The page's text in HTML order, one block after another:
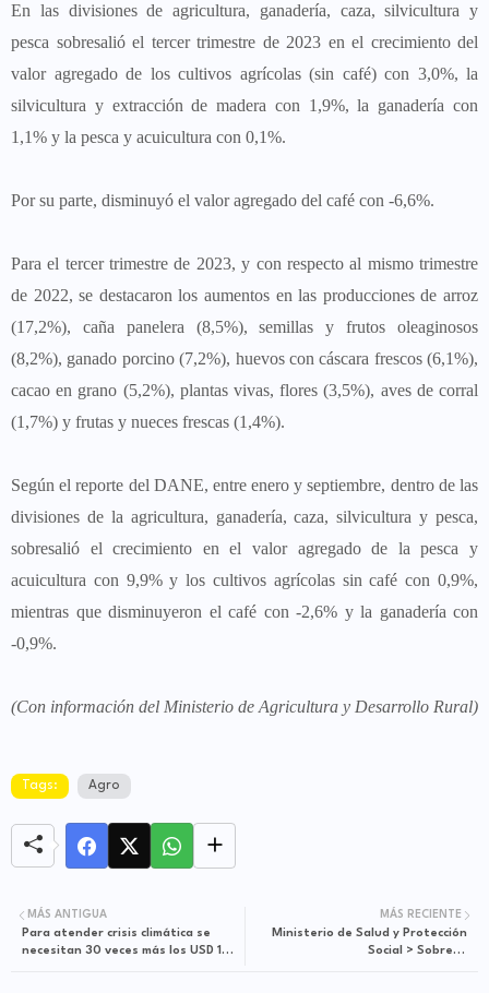
En las divisiones de agricultura, ganadería, caza, silvicultura y
pesca sobresalió el tercer trimestre de 2023 en el crecimiento del
valor agregado de los cultivos agrícolas (sin café) con 3,0%, la
silvicultura y extracción de madera con 1,9%, la ganadería con
1,1% y la pesca y acuicultura con 0,1%.
Por su parte, disminuyó el valor agregado del café con -6,6%.
Para el tercer trimestre de 2023, y con respecto al mismo trimestre
de 2022, se destacaron los aumentos en las producciones de arroz
(17,2%), caña panelera (8,5%), semillas y frutos oleaginosos
(8,2%), ganado porcino (7,2%), huevos con cáscara frescos (6,1%),
cacao en grano (5,2%), plantas vivas, flores (3,5%), aves de corral
(1,7%) y frutas y nueces frescas (1,4%).
Según el reporte del DANE, entre enero y septiembre, dentro de las
divisiones de la agricultura, ganadería, caza, silvicultura y pesca,
sobresalió el crecimiento en el valor agregado de la pesca y
acuicultura con 9,9% y los cultivos agrícolas sin café con 0,9%,
mientras que disminuyeron el café con -2,6% y la ganadería con
-0,9%.
(Con información del Ministerio de Agricultura y Desarrollo Rural)
Tags: Agro
MÁS RECIENTE
Ministerio de Salud y Protección
Social > Sobre el
MÁS ANTIGUA
Para atender crisis climática se
necesitan 30 veces más los USD 100